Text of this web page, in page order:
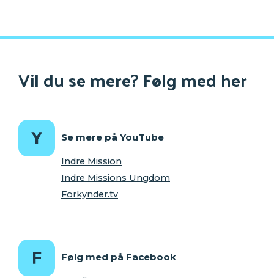
Vil du se mere? Følg med her
Se mere på YouTube
Indre Mission
Indre Missions Ungdom
Forkynder.tv
Følg med på Facebook